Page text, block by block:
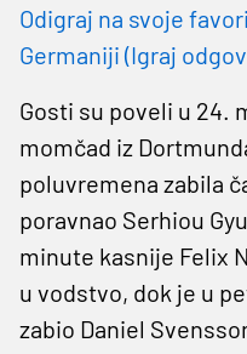
Odigraj na svoje
Germaniji (Igraj
Gosti su poveli u 24.
momčad iz
poluvremena zabila
poravnao Serhiou
minute kasnije Felix
u vodstvo, dok je u
zabio Daniel